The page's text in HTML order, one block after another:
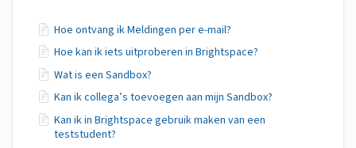
Hoe ontvang ik Meldingen per e-mail?
Hoe kan ik iets uitproberen in Brightspace?
Wat is een Sandbox?
Kan ik collega’s toevoegen aan mijn Sandbox?
Kan ik in Brightspace gebruik maken van een
teststudent?